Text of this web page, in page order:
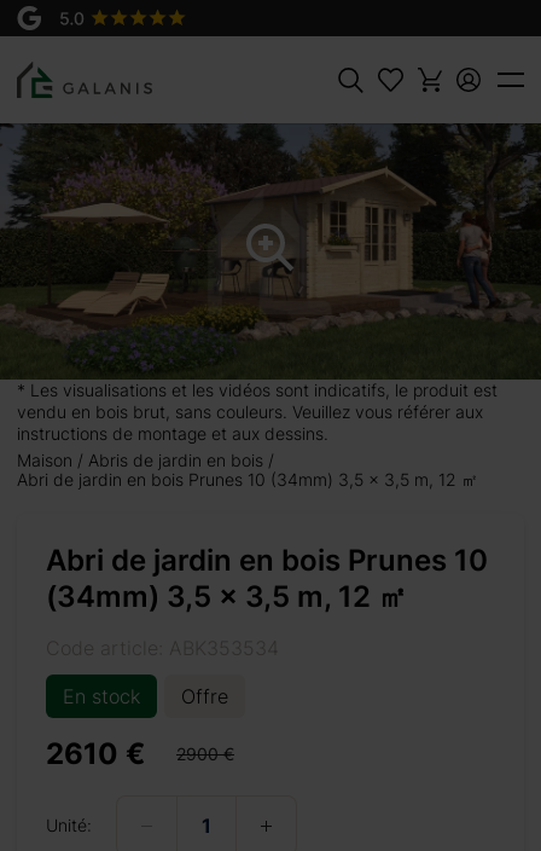
Rechercher
* Les visualisations et les vidéos sont indicatifs, le produit est
vendu en bois brut, sans couleurs. Veuillez vous référer aux
instructions de montage et aux dessins.
Maison
Abris de jardin en bois
Abri de jardin en bois Prunes 10 (34mm) 3,5 x 3,5 m, 12 ㎡
Abri de jardin en bois Prunes 10
(34mm) 3,5 x 3,5 m, 12 ㎡
En stock
Offre
2610 € 2900 €
Unité:
Produit:
PRUNES 10 - 3.5x3.5m, en 34 mm
2610 €
m,
en
aux
vous
pour